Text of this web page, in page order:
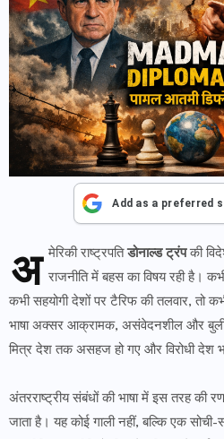
Add as a preferred
अ मेरिकी राष्ट्रपतिडोनाल्ड ट्रंपकी
राजनीति में बहस का विषय रही है।
कभी सहयोगी देशों पर टैरिफ की तलवार, तो
भाषा अक्सर आक्रामक, असंवेदनशील और बुली
मित्र देश तक असहज हो गए और विरोधी देश
अंतरराष्ट्रीय संबंधों की भाषा में इस तरह की
जाता है। यह कोई गाली नहीं, बल्कि एक